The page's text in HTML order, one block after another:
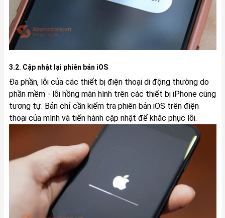
3.2. Cập nhật lại phiên bản iOS
Đa phần, lỗi của các thiết bị điện thoại di động thường do
phần mềm - lỗi hồng màn hình trên các thiết bị iPhone cũng
tương tự. Bản chỉ cần kiểm tra phiên bản iOS trên điện
thoại của mình và tiến hành cập nhật để khắc phục lỗi.